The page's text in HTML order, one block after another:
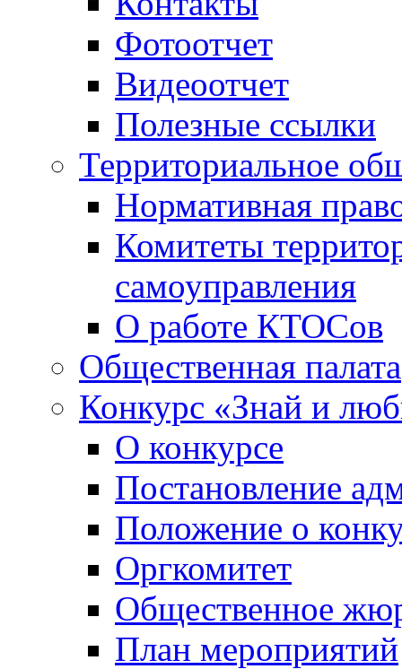
Фотоотчет
Видеоотчет
Полезные ссылки
Территориальное
Нормативная
Комитеты
самоуправления
О работе КТОСов
Общественная палата
Конкурс «Знай и
О конкурсе
Постановление
Положение о
Оргкомитет
Общественное
План мероприятий